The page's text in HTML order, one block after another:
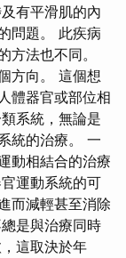
有平滑肌的內
問題。 此疾病
方法也不同。
方向。 這個想
體器官或部位相
系統，無論是
統的治療。 一
動相結合的治療
運動系統的可
而減輕甚至消除
是與治療同時
這取決於年